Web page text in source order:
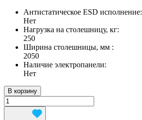
Антистатическое ESD исполнение:
Нет
Нагрузка на столешницу, кг:
250
Ширина столешницы, мм :
2050
Наличие электропанели:
Нет
В корзину